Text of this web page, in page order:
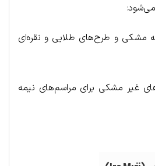
مشکی و طرح‌های طلایی و نقره‌ای
غیر مشکی برای مراسم‌های نیمه